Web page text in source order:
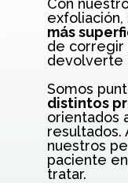
exfoliación,
más
de corregir
devolverte
Somos
distintos
orientados
resultados.
nuestros
paciente
tratar.